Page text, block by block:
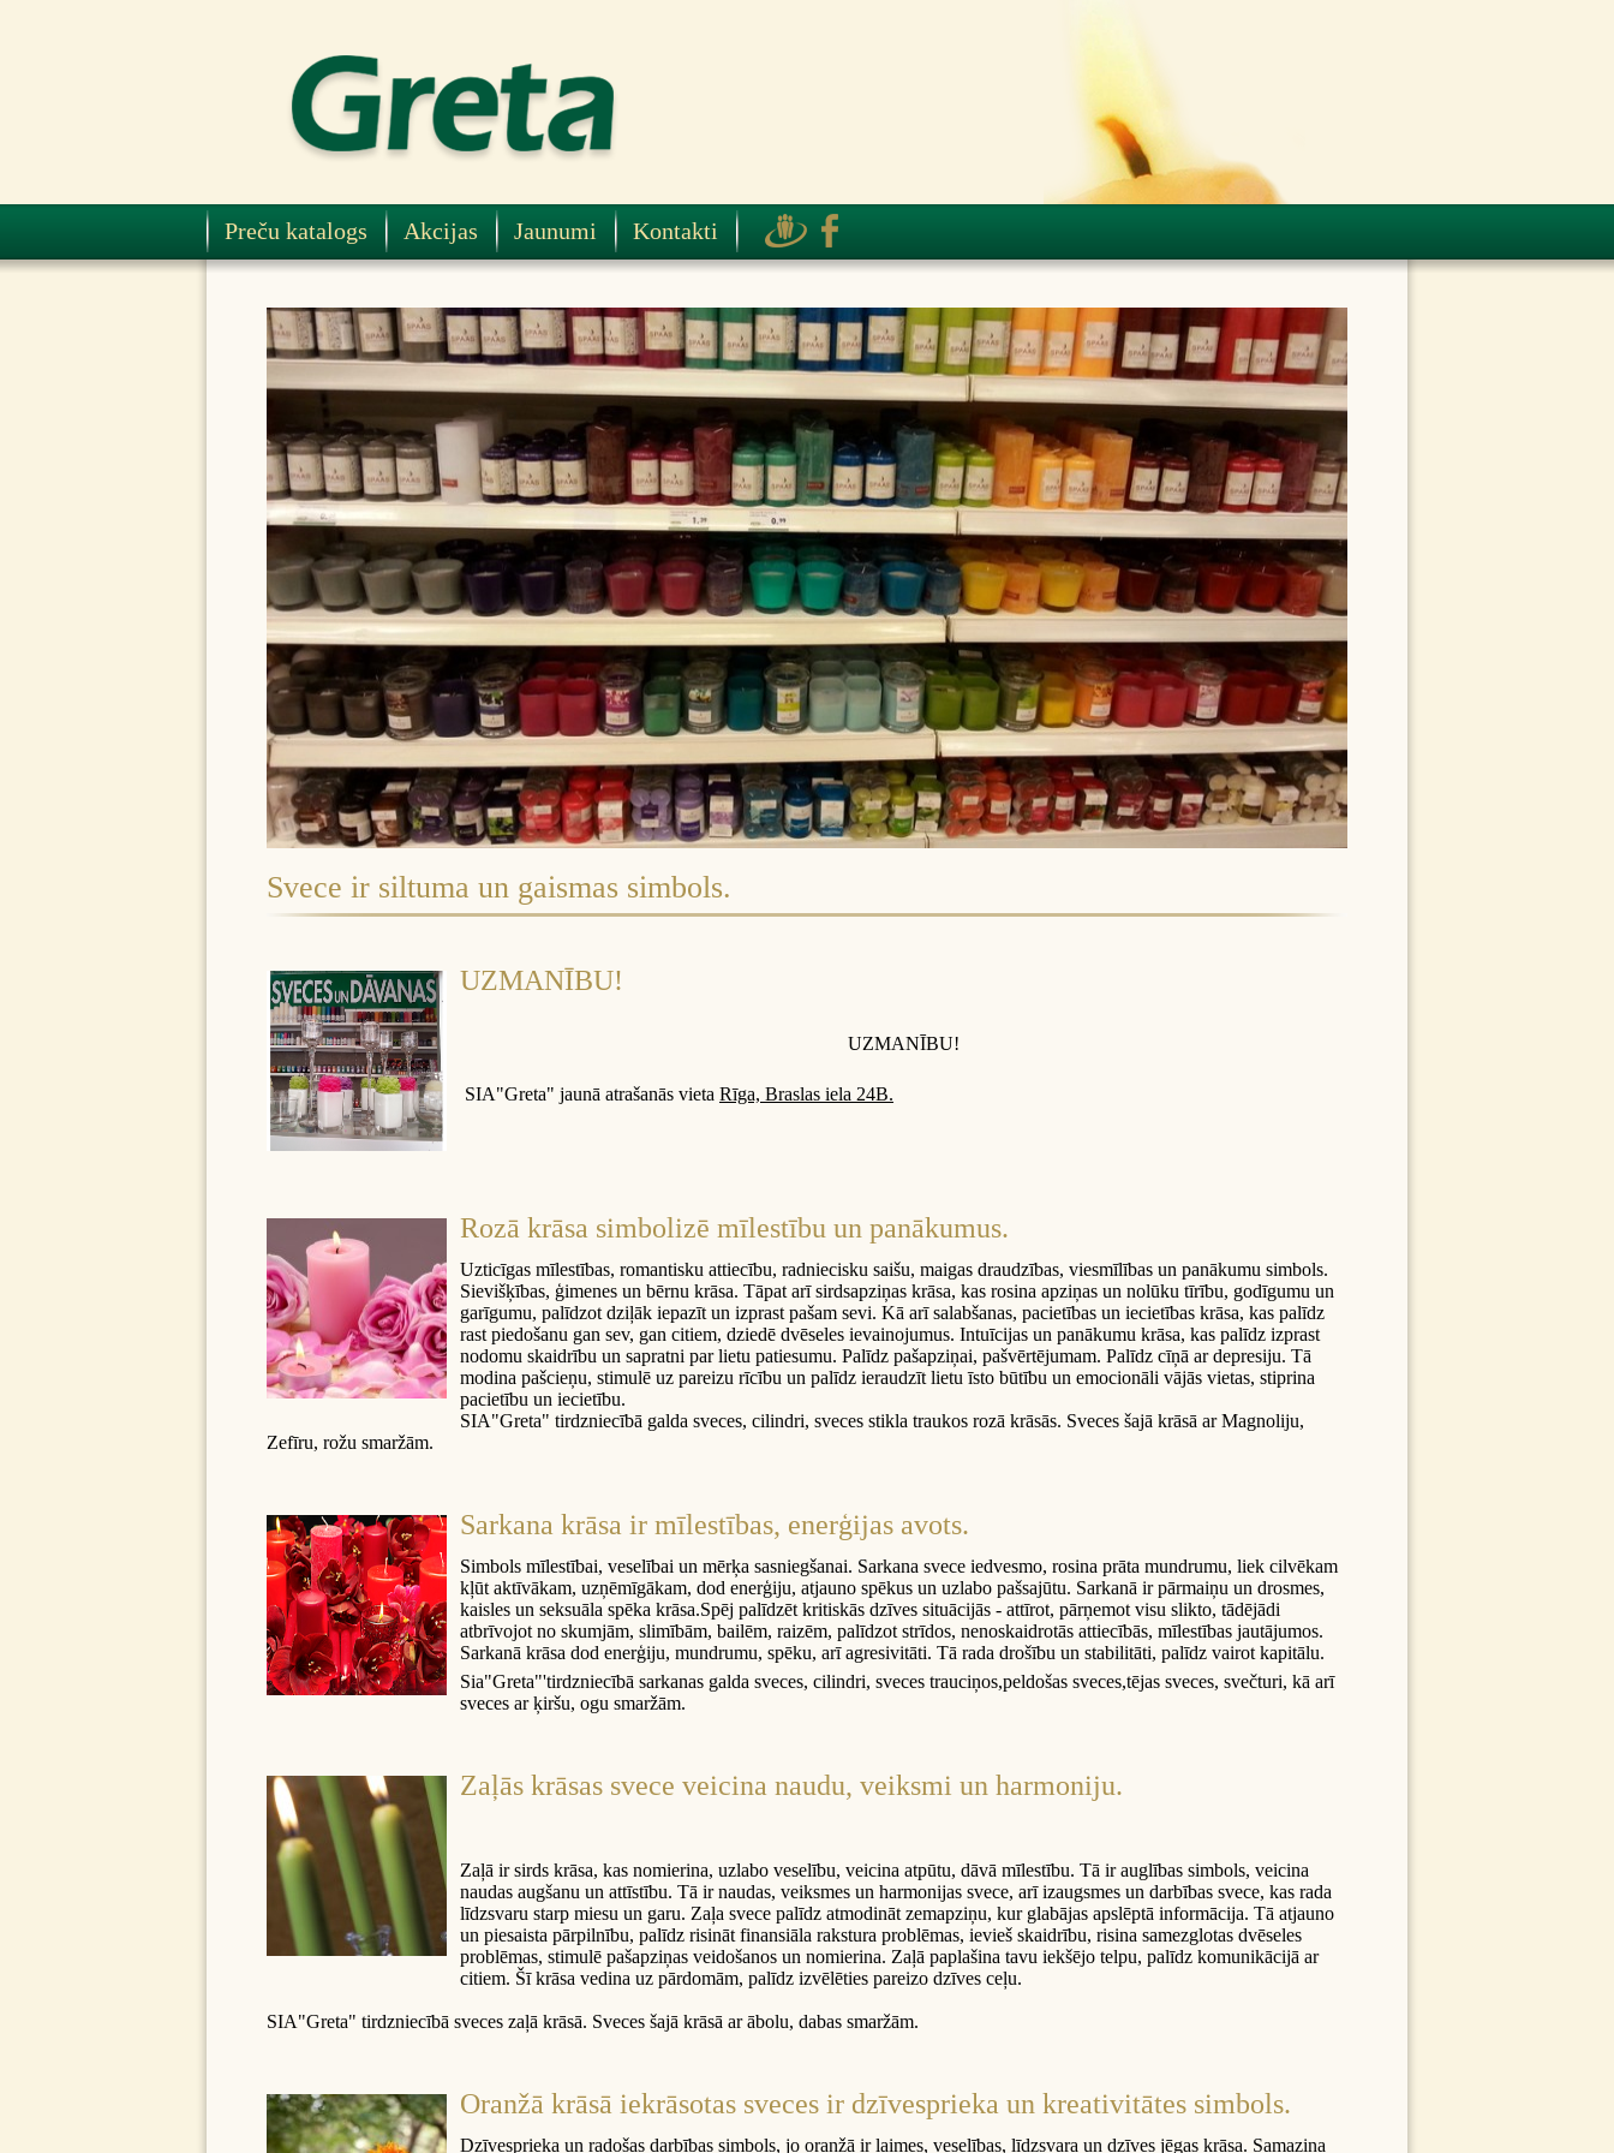
Preču katalogs Akcijas Jaunumi Kontakti
Svece ir siltuma un gaismas simbols.
UZMANĪBU!
UZMANĪBU!
SIA"Greta" jaunā atrašanās vieta Rīga, Braslas iela 24B.
Rozā krāsa simbolizē mīlestību un panākumus.
Uzticīgas mīlestības, romantisku attiecību, radniecisku saišu, maigas draudzības, viesmīlības un panākumu simbols.
Sievišķības, ģimenes un bērnu krāsa. Tāpat arī sirdsapziņas krāsa, kas rosina apziņas un nolūku tīrību, godīgumu un
garīgumu, palīdzot dziļāk iepazīt un izprast pašam sevi. Kā arī salabšanas, pacietības un iecietības krāsa, kas palīdz
rast piedošanu gan sev, gan citiem, dziedē dvēseles ievainojumus. Intuīcijas un panākumu krāsa, kas palīdz izprast
nodomu skaidrību un sapratni par lietu patiesumu. Palīdz pašapziņai, pašvērtējumam. Palīdz cīņā ar depresiju. Tā
modina pašcieņu, stimulē uz pareizu rīcību un palīdz ieraudzīt lietu īsto būtību un emocionāli vājās vietas, stiprina
pacietību un iecietību.
SIA"Greta" tirdzniecībā galda sveces, cilindri, sveces stikla traukos rozā krāsās. Sveces šajā krāsā ar Magnoliju,
Zefīru, rožu smaržām.
Sarkana krāsa ir mīlestības, enerģijas avots.
Simbols mīlestībai, veselībai un mērķa sasniegšanai. Sarkana svece iedvesmo, rosina prāta mundrumu, liek cilvēkam
kļūt aktīvākam, uzņēmīgākam, dod enerģiju, atjauno spēkus un uzlabo pašsajūtu. Sarkanā ir pārmaiņu un drosmes,
kaisles un seksuāla spēka krāsa.Spēj palīdzēt kritiskās dzīves situācijās - attīrot, pārņemot visu slikto, tādējādi
atbrīvojot no skumjām, slimībām, bailēm, raizēm, palīdzot strīdos, nenoskaidrotās attiecībās, mīlestības jautājumos.
Sarkanā krāsa dod enerģiju, mundrumu, spēku, arī agresivitāti. Tā rada drošību un stabilitāti, palīdz vairot kapitālu.
Sia"Greta"'tirdzniecībā sarkanas galda sveces, cilindri, sveces trauciņos,peldošas sveces,tējas sveces, svečturi, kā arī
sveces ar ķiršu, ogu smaržām.
Zaļās krāsas svece veicina naudu, veiksmi un harmoniju.
Zaļā ir sirds krāsa, kas nomierina, uzlabo veselību, veicina atpūtu, dāvā mīlestību. Tā ir auglības simbols, veicina
naudas augšanu un attīstību. Tā ir naudas, veiksmes un harmonijas svece, arī izaugsmes un darbības svece, kas rada
līdzsvaru starp miesu un garu. Zaļa svece palīdz atmodināt zemapziņu, kur glabājas apslēptā informācija. Tā atjauno
un piesaista pārpilnību, palīdz risināt finansiāla rakstura problēmas, ievieš skaidrību, risina samezglotas dvēseles
problēmas, stimulē pašapziņas veidošanos un nomierina. Zaļā paplašina tavu iekšējo telpu, palīdz komunikācijā ar
citiem. Šī krāsa vedina uz pārdomām, palīdz izvēlēties pareizo dzīves ceļu.
SIA"Greta" tirdzniecībā sveces zaļā krāsā. Sveces šajā krāsā ar ābolu, dabas smaržām.
Oranžā krāsā iekrāsotas sveces ir dzīvesprieka un kreativitātes simbols.
Dzīvesprieka un radošas darbības simbols, jo oranžā ir laimes, veselības, līdzsvara un dzīves jēgas krāsa. Samazina